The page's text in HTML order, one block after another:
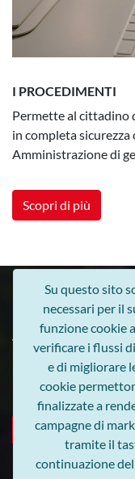
I PROCEDIMENTI
Permette al cittadino
in completa
Amministrazione di
Scopri di più
Vuoi
con noi?
Scrivici
Su questo sito
necessari per il
funzione cookie
verificare i flussi
e di migliorare
cookie
finalizzate a
campagne di
tramite il
continuazione